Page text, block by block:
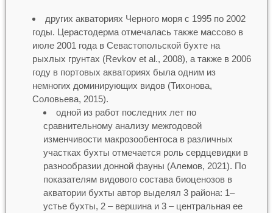
других акваториях Черного моря с 1995 по 2002
годы. Церастодерма отмечалась также массово в
июле 2001 года в Севастопольской бухте на
рыхлых грунтах (Revkov et al., 2008), а также в 2006
году в портовых акваториях была одним из
немногих доминирующих видов (Тихонова,
Соловьева, 2015).
одной из работ последних лет по
сравнительному анализу межгодовой
изменчивости макрозообентоса в различных
участках бухты отмечается роль сердцевидки в
разнообразии донной фауны (Алемов, 2021). По
показателям видового состава биоценозов в
акватории бухты автор выделял 3 района: 1–
устье бухты, 2 – вершина и 3 – центральная ее